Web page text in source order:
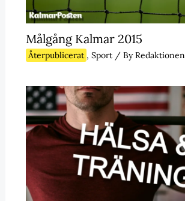
Målgång Kalmar 2015
Återpublicerat , Sport/ ByRedaktionen